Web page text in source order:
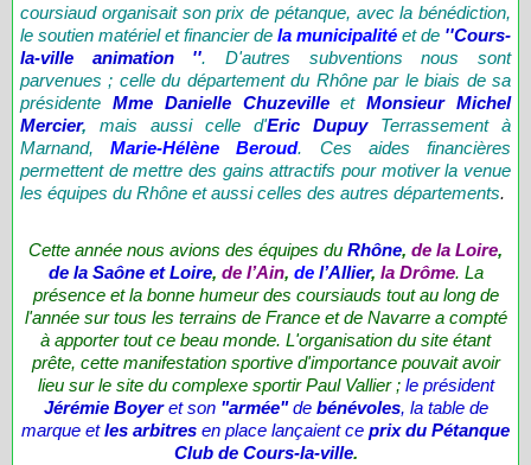
coursiaud organisait son prix de pétanque, avec la bénédiction,
le soutien matériel et financier de la municipalité et de ''Cours-
la-ville animation ''. D'autres subventions nous sont
parvenues ; celle du département du Rhône par le biais de sa
présidente Mme Danielle ChuzevilleetMonsieur Michel
Mercier, mais aussi celle d'Eric Dupuy Terrassement à
Marnand,Marie-Hélène Beroud. Ces aides financières
permettent de mettre des gains attractifs pour motiver la venue
les équipes du Rhône et aussi celles des autres départements.
Cette année nous avions des équipes du Rhône, de la Loire,
de la Saône et Loire, de l’Ain, de l’Allier, la Drôme. La
présence et la bonne humeur des coursiauds tout au long de
l'année sur tous les terrains de France et de Navarre a compté
à apporter tout ce beau monde. L'organisation du site étant
prête, cette manifestation sportive d'importance pouvait avoir
lieu sur le site du complexe sportir Paul Vallier ;le président
Jérémie Boyeret son "armée"de bénévoles, la table de
marque etles arbitres en place lançaient ce prix du Pétanque
Club de Cours-la-ville.